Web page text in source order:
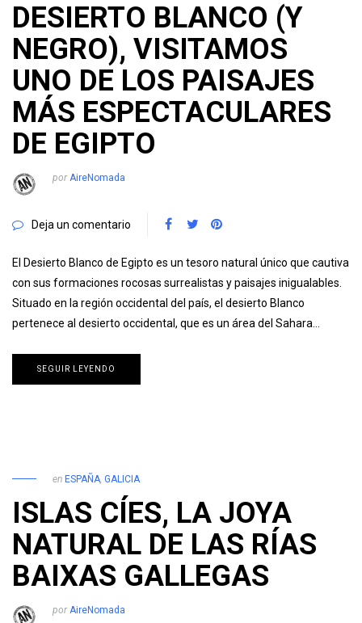
DESIERTO BLANCO (Y
NEGRO), VISITAMOS
UNO DE LOS PAISAJES
MÁS ESPECTACULARES
DE EGIPTO
por AireNomada
Deja un comentario
El Desierto Blanco de Egipto es un tesoro natural único que cautiva
con sus formaciones rocosas surrealistas y paisajes inigualables.
Situado en la región occidental del país, el desierto Blanco
pertenece al desierto occidental, que es un área del Sahara…
SEGUIR LEYENDO
en ESPAÑA GALICIA
ISLAS CÍES, LA JOYA
NATURAL DE LAS RÍAS
BAIXAS GALLEGAS
por AireNomada